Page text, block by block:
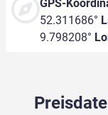
GPS-
52.311686°
9.798208°